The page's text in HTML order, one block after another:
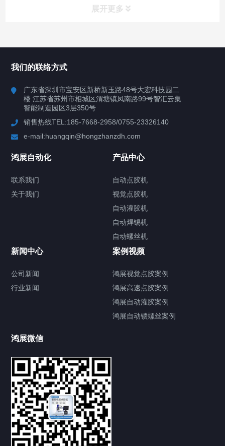
展开更多
案例视频
联系我们
关于我们
提交您的需求，获取产品资料与报价
亦可拨打我们的24小时服务咨询热线
185-7668-2958
我们的联络方式
广东省深圳市宝安区新桥新玉路48号大宏科技园二
楼 江苏省苏州市相城区渭塘镇凤南路99号智汇云集
智能制造园区3层350号
销售热线TEL:185-7668-2958/0755-23326140
e-mail:huangqin@hongzhanzdh.com
鸿展自动化
联系我们
关于我们
产品中心
自动点胶机
视觉点胶机
自动灌胶机
自动焊锡机
自动螺丝机
新闻中心
公司新闻
行业新闻
案例视频
鸿展视觉点胶案例
鸿展高速点胶案例
鸿展自动灌胶案例
鸿展自动锁螺丝案例
鸿展微信